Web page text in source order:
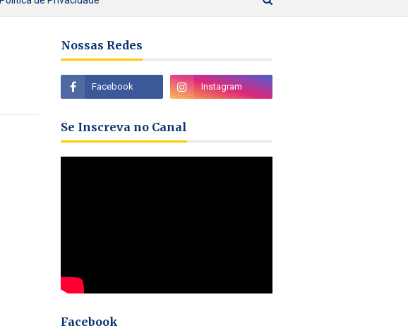
Nossas Redes
Se Inscreva no Canal
Facebook